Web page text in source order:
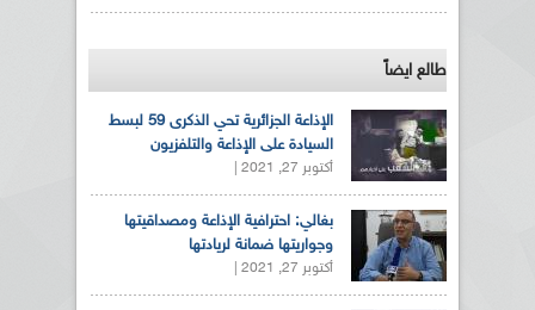
طالع ايضاً
الإذاعة الجزائرية تحي الذكرى 59 لبسط
السيادة على الإذاعة والتلفزيون
أكتوبر 27, 2021 |
بغالي: احترافية الإذاعة ومصداقيتها
وجواريتها ضمانة لريادتها
أكتوبر 27, 2021 |